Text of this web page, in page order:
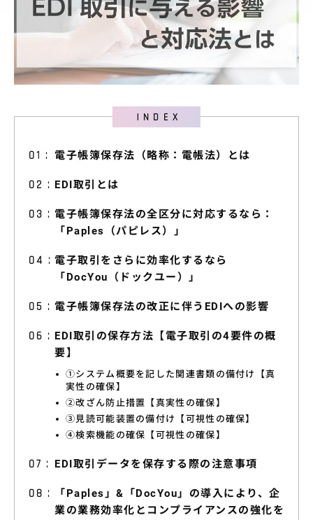
お問い合わせ
資料ダウンロード
ユースケース
資料ダウンロード
セミナー情報
よくあるご質問
特集コラム
動画ギャラリー
電子帳簿保存法（略称：電帳法）とは
EDI取引とは
電子帳簿保存法の全区分に対応するなら：
「Paples（パピレス）」
電子取引をさらに効率化するなら
「DocYou（ドックユー）」
電子帳簿保存法の改正に伴うEDIへの影響
EDI取引の保存方法【電子取引の4要件の概
要】
①システム概要を記した関連書類の備付け【真
実性の確保】
②改ざん防止措置【真実性の確保】
③見読可能装置の備付け【可視性の確保】
④検索機能の確保【可視性の確保】
EDI取引データを保存する際の注意事項
「Paples」&「DocYou」の導入により、企
業の業務効率化とコンプライアンスの強化を